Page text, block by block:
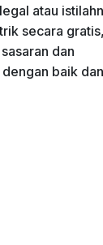
atau
secara gratis,
dan
baik dan